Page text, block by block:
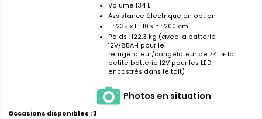
Volume134 L
Assistance électrique en option
L : 235 x l :110 x h : 200 cm
Poids :122,3 kg (avec la batterie
12V/85AH pour le
réfrigérateur/congélateur de 74L + la
petite batterie 12V pour les LED
encastrés dans le toit)
Photos en situation
Occasions disponibles :3